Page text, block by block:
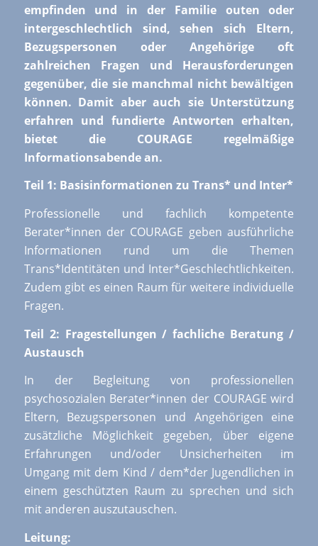
empfinden und in der Familie outen oder
intergeschlechtlich sind, sehen sich Eltern,
Bezugspersonen oder Angehörige oft
zahlreichen Fragen und Herausforderungen
gegenüber, die sie manchmal nicht bewältigen
können. Damit aber auch sie Unterstützung
erfahren und fundierte Antworten erhalten,
bietet die COURAGE regelmäßige
Informationsabende an.
Teil 1: Basisinformationen zu Trans* und Inter*
Professionelle und fachlich kompetente
Berater*innen der COURAGE geben ausführliche
Informationen rund um die Themen
Trans*Identitäten und Inter*Geschlechtlichkeiten.
Zudem gibt es einen Raum für weitere individuelle
Fragen.
Teil 2: Fragestellungen / fachliche Beratung /
Austausch
In der Begleitung von professionellen
psychosozialen Berater*innen der COURAGE wird
Eltern, Bezugspersonen und Angehörigen eine
zusätzliche Möglichkeit gegeben, über eigene
Erfahrungen und/oder Unsicherheiten im
Umgang mit dem Kind / dem*der Jugendlichen in
einem geschützten Raum zu sprechen und sich
mit anderen auszutauschen.
Leitung: